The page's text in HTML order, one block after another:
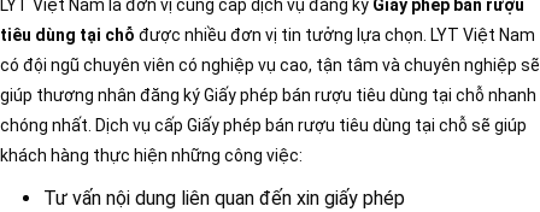
LYT Việt Nam là đơn vị cung cấp dịch vụ đăng ký Giấy phép bán rượu
tiêu dùng tại chỗ được nhiều đơn vị tin tưởng lựa chọn. LYT Việt Nam
có đội ngũ chuyên viên có nghiệp vụ cao, tận tâm và chuyên nghiệp sẽ
giúp thương nhân đăng ký Giấy phép bán rượu tiêu dùng tại chỗ nhanh
chóng nhất. Dịch vụ cấp Giấy phép bán rượu tiêu dùng tại chỗ sẽ giúp
khách hàng thực hiện những công việc:
Tư vấn nội dung liên quan đến xin giấy phép